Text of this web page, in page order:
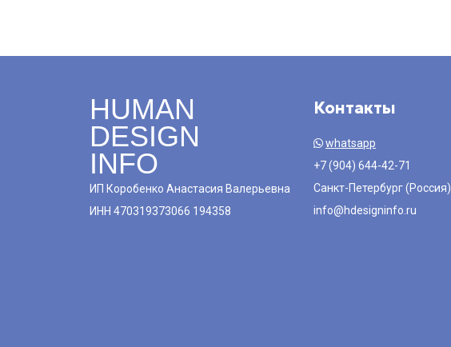
HUMAN
DESIGN
INFO
ИП Коробенко Анастасия Валерьевна
ИНН 470319373066 194358
Контакты
whatsapp
+7 (904) 644-42-71
Санкт-Петербург (Россия)
info@hdesigninfo.ru